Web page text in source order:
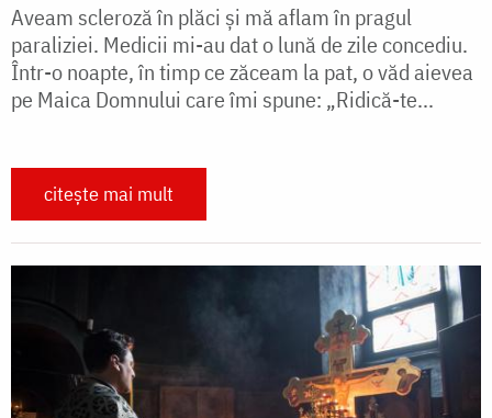
Aveam scleroză în plăci şi mă aflam în pragul
paraliziei. Medicii mi-au dat o lună de zile concediu.
Într-o noapte, în timp ce zăceam la pat, o văd aievea
pe Maica Domnului care îmi spune: „Ridică-te...
citește mai mult